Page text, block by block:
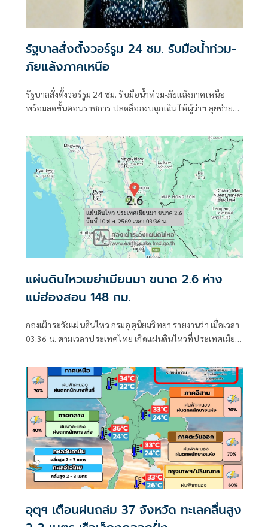
รัฐบาลสั่งตั้งวอร์รูม 24 ชม. รับมือน้ำท่วม-
ภัยแล้งภาคเหนือ
รัฐบาลสั่งตั้งวอร์รูม 24 ชม. รับมือน้ำท่วม-ภัยแล้งภาคเหนือ
พร้อมลดขั้นตอนราชการ ปลดล็อกงบฉุกเฉิน ให้ผู้ว่าฯ ลุยช่วย
แผ่นดินไหวเขย่าเมียนมา ขนาด 2.6 ห่าง
แม่ฮ่องสอน 148 กม.
กองเฝ้าระวังแผ่นดินไหว กรมอุตุนิยมวิทยา รายงานว่า เมื่อเวลา
03:36 น. ตามเวลาประเทศไทย เกิดแผ่นดินไหวที่ประเทศเมีย
อุตุฯ เตือนฝนถล่ม 37 จังหวัด ทะเลคลื่นสูง